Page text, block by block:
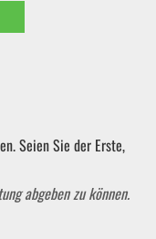
Seien Sie der Erste,
abgeben zu können.